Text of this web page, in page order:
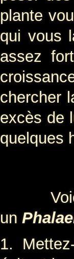
plante
qui vous
assez
chercher
excès de
quelques
Voici
un
1.